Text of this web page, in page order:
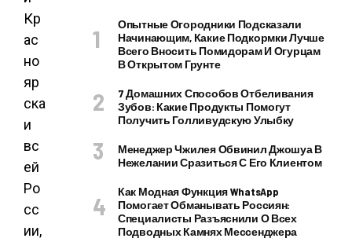
Кр
ас
но
яр
ска
и
вс
ей
Ро
сс
ии,
Опытные Огородники Подсказали
Начинающим, Какие Подкормки Лучше
Всего Вносить Помидорам И Огурцам
В Открытом Грунте
7 Домашних Способов Отбеливания
Зубов: Какие Продукты Помогут
Получить Голливудскую Улыбку
Менеджер Чжилея Обвинил Джошуа В
Нежелании Сразиться С Его Клиентом
Как Модная Функция WhatsApp
Помогает Обманывать Россиян:
Специалисты Разъяснили О Всех
Подводных Камнях Мессенджера